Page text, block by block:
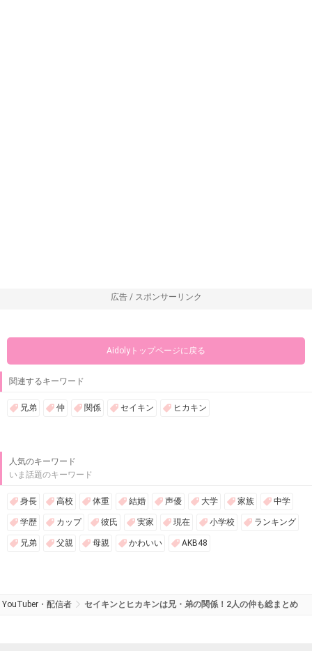
広告 / スポンサーリンク
Aidolyトップページに戻る
関連するキーワード
兄弟 仲 関係 セイキン ヒカキン
人気のキーワード
いま話題のキーワード
身長 高校 体重 結婚 声優 大学 家族 中学
学歴 カップ 彼氏 実家 現在 小学校 ランキング
兄弟 父親 母親 かわいい AKB48
YouTuber・配信者 セイキンとヒカキンは兄・弟の関係！2人の仲も総まとめ